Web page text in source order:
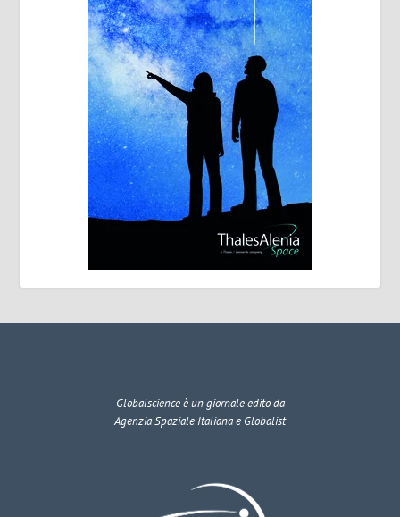
Globalscienceè un giornale edito da
Agenzia Spaziale Italiana e Globalist